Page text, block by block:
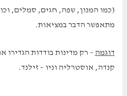
(כמו המנון, שפה, חגים, סמלים,
מתאפשר הדבר במציאות.
דוגמה – רק מדינות בודדות הגדירו
קנדה, אוסטרליה וניו – זילנד.